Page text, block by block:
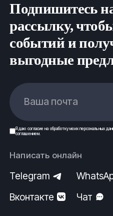
salehard@fe-rus.ru
Вся продукция
безопасности,
и техническим условиям
ОООФеРус, г.Салехард.
Подпишитесь
рассылку,
событий и
выгодные
Ваша почта
Я даю согласие на обработку моих персональных
соглашением.
Написать онлайн
Telegram
Вконтакте
Чат